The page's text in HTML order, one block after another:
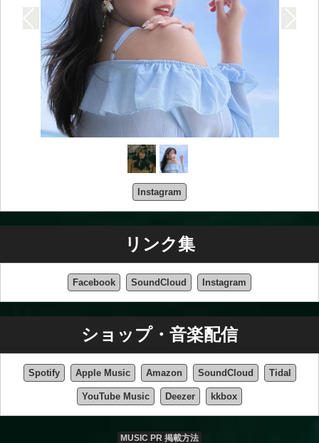
Instagram
リンク集
Facebook SoundCloud Instagram
ショップ・音楽配信
Spotify Apple Music Amazon SoundCloud Tidal
YouTube Music Deezer kkbox
MUSIC PR 掲載方法